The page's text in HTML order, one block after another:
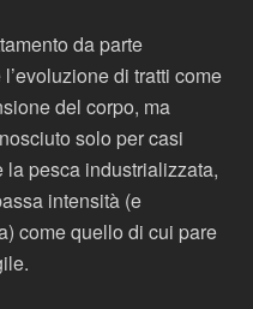
da parte
di tratti come
del corpo, ma
solo per casi
pesca industrializzata,
intensità (e
come quello di cui pare